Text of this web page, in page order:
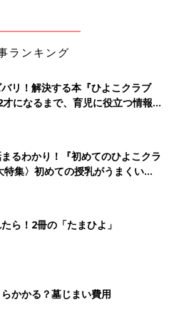
ランキング
リ！解決する本『ひよこクラブ
になるまで、育児に役立つ情報が
るわかり！『初めてのひよこクラ
特集〉初めての授乳がうまくい
クの基本と夏のトラブル 解決テ
ら！2冊の「たまひよ」
かかる？墓じまい費用